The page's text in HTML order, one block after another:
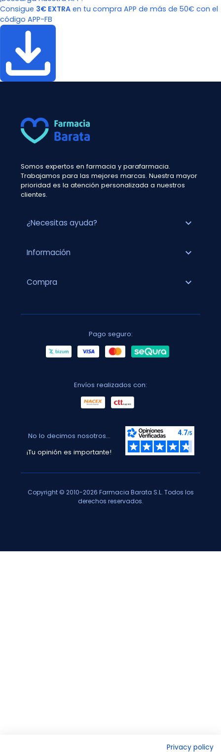
Consigue 3€ EXTRA en tu compra APP de más de 50€ con el
código APP-FB
Somos expertos en farmacia y parafarmacia.
Trabajamos para las mejores marcas. Nuestra mayor
prioridad es la atención personalizada a nuestros
clientes.
¿Necesitas ayuda? expand_more
Información expand_more
Compra expand_more
Pago seguro:
Envíos realizados con:
No lo decimos nosotros...
¡Tu opinión es importante!
Copyright © 2010-2026 Farmacia Barata S.L. Todos los
derechos reservados.
Privacy policy